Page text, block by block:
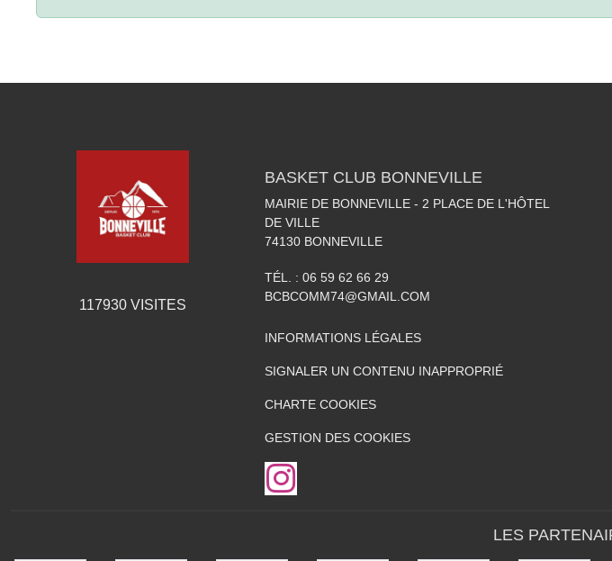
117930VISITES
BASKET CLUB BONNEVILLE
MAIRIE DE BONNEVILLE - 2 PLACE DE L'HÔTEL
DE VILLE
74130 BONNEVILLE
TÉL. : 06 59 62 66 29
BCBCOMM74@GMAIL.COM
INFORMATIONS LÉGALES
SIGNALER UN CONTENU INAPPROPRIÉ
CHARTE COOKIES
GESTION DES COOKIES
LES